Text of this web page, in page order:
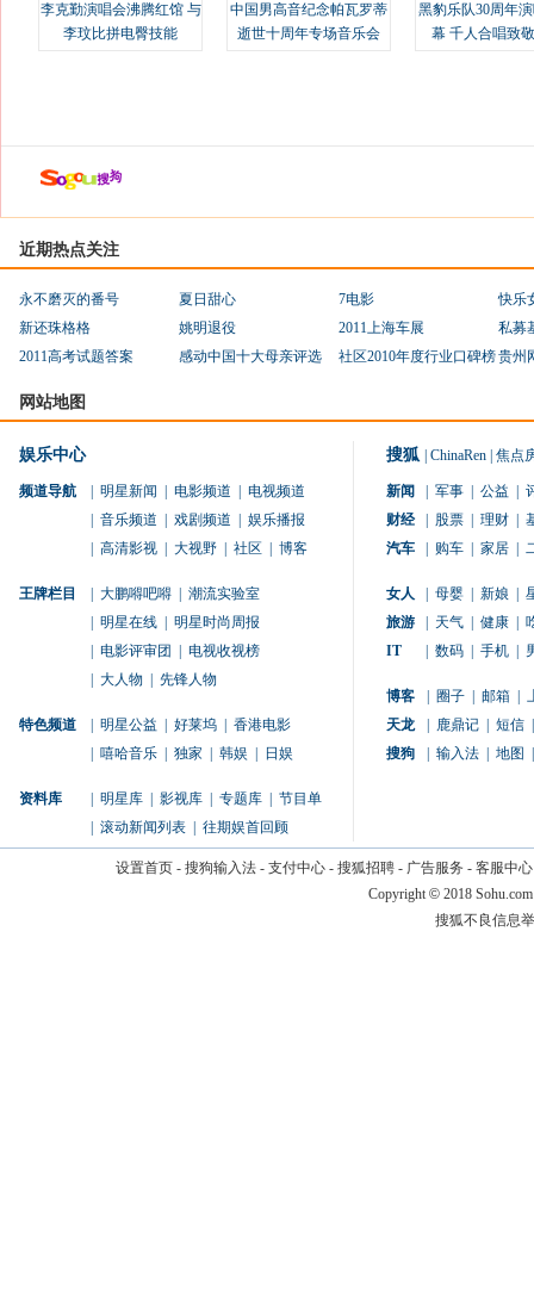
李克勤演唱会沸腾红馆 与
李玟比拼电臀技能
中国男高音纪念帕瓦罗蒂
逝世十周年专场音乐会
黑豹乐队30周年
幕 千人合唱致
近期热点关注
永不磨灭的番号 夏日甜心 7电影
快乐
新还珠格格
姚明退役 2011上海车展
私募
2011高考试题答案
感动中国十大母亲评选 社区2010年度行业口碑榜贵州
网站地图
娱乐中心
频道导航 明星新闻 电影频道
电视频道
音乐频道 戏剧频道
娱乐播报
高清影视 大视野 社区 博客
王牌栏目 大鹏嘚吧嘚
潮流实验室
明星在线
明星时尚周报
电影评审团
电视收视榜
大人物 先锋人物
特色频道 明星公益 好莱坞
香港电影
嘻哈音乐 独家 韩娱 日娱
资料库 明星库 影视库 专题库
节目单
滚动新闻列表 往期娱首回顾
搜狐 ChinaRen 焦点
新闻 军事 公益
财经
股票 理财
汽车
购车 家居
女人 母婴 新娘
旅游
天气 健康
IT
数码 手机
博客 圈子 邮箱
天龙
鹿鼎记 短信
搜狗
输入法 地图
设置首页- 搜狗输入法- 支付中心- 搜狐招聘- 广告服务 - 客服中心
Copyright © 2018
搜狐不良信息